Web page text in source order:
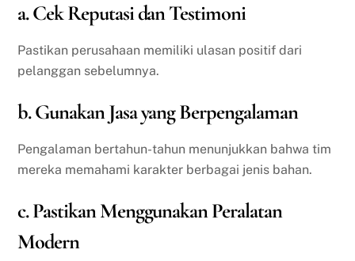
a. Cek Reputasi dan Testimoni
Pastikan perusahaan memiliki ulasan positif dari
pelanggan sebelumnya.
b. Gunakan Jasa yang Berpengalaman
Pengalaman bertahun-tahun menunjukkan bahwa tim
mereka memahami karakter berbagai jenis bahan.
c. Pastikan Menggunakan Peralatan
Modern